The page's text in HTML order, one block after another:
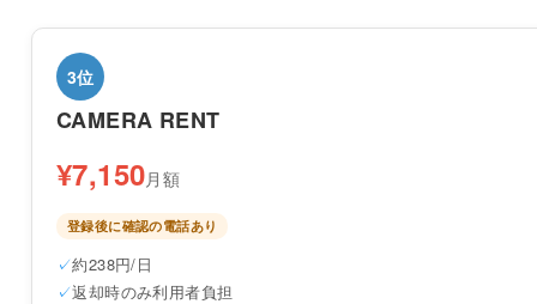
3位
CAMERA RENT
¥7,150月額
登録後に確認の電話あり
約238円/日
返却時のみ利用者負担